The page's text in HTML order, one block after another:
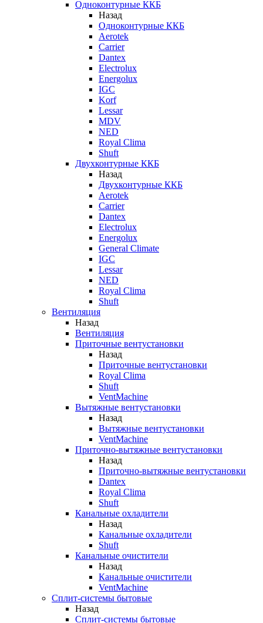
Одноконтурные ККБ
Назад
Одноконтурные ККБ
Aerotek
Carrier
Dantex
Electrolux
Energolux
IGC
Korf
Lessar
MDV
NED
Royal Clima
Shuft
Двухконтурные ККБ
Назад
Двухконтурные ККБ
Aerotek
Carrier
Dantex
Electrolux
Energolux
General Climate
IGC
Lessar
NED
Royal Clima
Shuft
Вентиляция
Назад
Вентиляция
Приточные вентустановки
Назад
Приточные вентустановки
Royal Clima
Shuft
VentMachine
Вытяжные вентустановки
Назад
Вытяжные вентустановки
VentMachine
Приточно-вытяжные вентустановки
Назад
Приточно-вытяжные вентустановки
Dantex
Royal Clima
Shuft
Канальные охладители
Назад
Канальные охладители
Shuft
Канальные очистители
Назад
Канальные очистители
VentMachine
Сплит-системы бытовые
Назад
Сплит-системы бытовые